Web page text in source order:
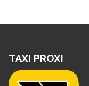
TAXI PROXI